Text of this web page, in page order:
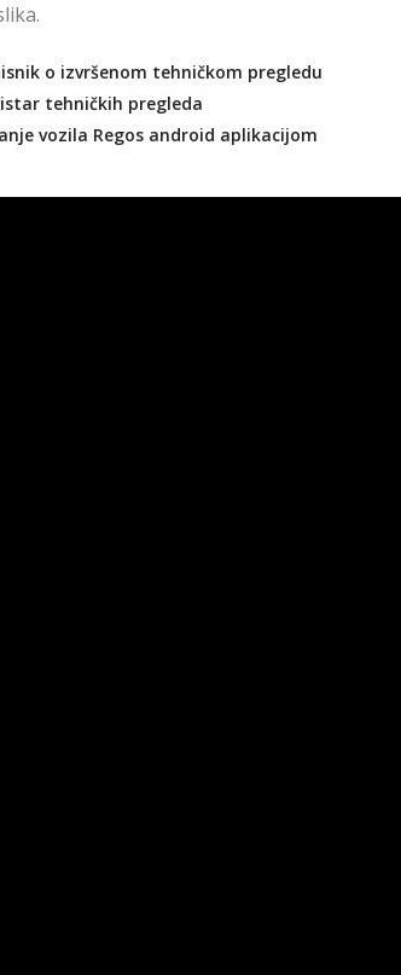
o izvršenom tehničkom pregledu
tehničkih pregleda
vozila Regos android aplikacijom